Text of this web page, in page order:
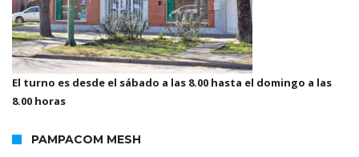
El turno es desde el sábado a las 8.00 hasta el domingo a las
8.00 horas
PAMPACOM MESH